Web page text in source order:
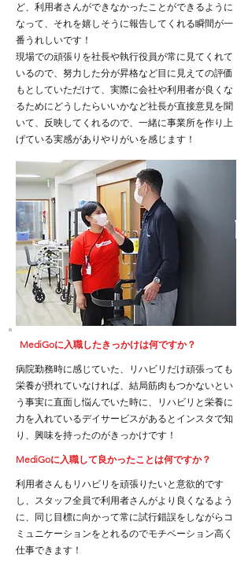
ど、利用者さんができなかったことができるように
なって、それを嬉しそうに報告してくれる瞬間が一
番うれしいです！
現場での頑張りを社長や執行役員が常に見てくれて
いるので、努力した分が昇格など目に見えての評価
もとしていただけて、実際に会社や利用者が良くな
るためにどうしたらいいかなど社長が直接意見を聞
いて、反映してくれるので、一緒に事業所を作り上
げている実感がありやりがいを感じます！
​MediGoに入職したきっかけは何ですか？
病院勤務時に感じていた、リハビリだけ頑張っても
栄養が摂れていなければ、結局筋肉もつかないとい
う事実に直面し悩んでいた時に、リハビリと栄養に
力を入れているデイサービスがあるとインスタで知
り、興味を持ったのがきっかけです！
​MediGoに入職して良かったことは何ですか？
利用者さんもリハビリを頑張りたいと意欲的です
し、スタッフ全員で利用者さんがより良くなるよう
に、同じ目標に向かって常に試行錯誤をしながらコ
ミュニケーションをとれるのでモチベーション高く
仕事できます！